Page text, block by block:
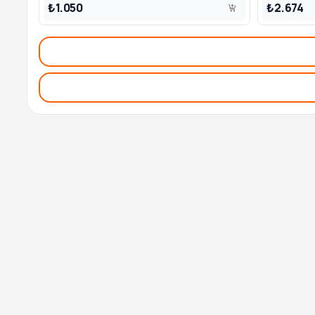
₺1.050 ₺2.674